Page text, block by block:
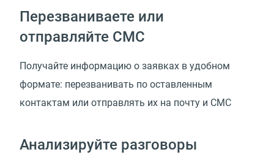
Перезваниваете или
отправляйте СМС
Получайте информацию о заявках в удобном
формате: перезванивать по оставленным
контактам или отправлять их на почту и СМС
Анализируйте разговоры